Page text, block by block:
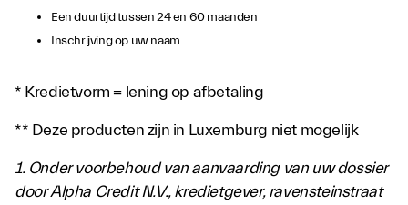
Een duurtijd tussen 24 en 60 maanden
Inschrijving op uw naam
* Kredietvorm = lening op afbetaling
** Deze producten zijn in Luxemburg niet mogelijk
1. Onder voorbehoud van aanvaarding van uw dossier
door Alpha Credit N.V., kredietgever, ravensteinstraat